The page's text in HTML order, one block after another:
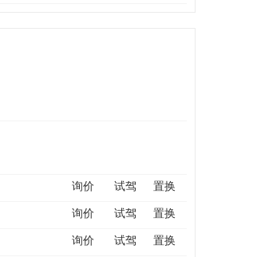
询价 试驾 置换
询价 试驾 置换
询价 试驾 置换